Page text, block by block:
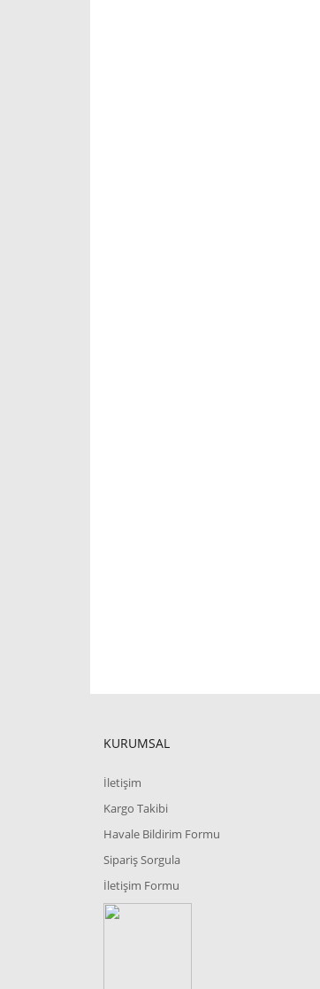
KURUMSAL
İletişim
Kargo Takibi
Havale Bildirim Formu
Sipariş Sorgula
İletişim Formu